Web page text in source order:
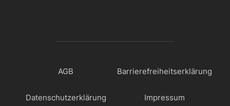
AGB Barrierefreiheitserklärung
Datenschutzerklärung Impressum